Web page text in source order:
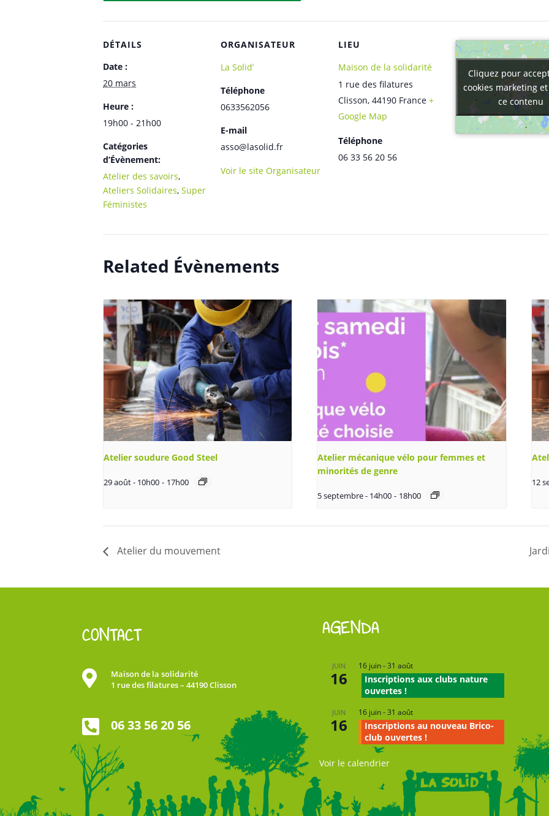
DÉTAILS
Date :
20 mars
Heure :
19h00 - 21h00
Catégories
d’Évènement:
Atelier des savoirs,
Ateliers Solidaires, Super
Féministes
ORGANISATEUR
La Solid’
Téléphone
0633562056
E-mail
asso@lasolid.fr
Voir le site Organisateur
LIEU
Maison de la solidarité
1 rue des filatures
Clisson, 44190 France +
Google Map
Téléphone
06 33 56 20 56
Cliquez pour
cookies marketing
ce contenu
Cliquez pour
cookies marketing
ce contenu
Related Évènements
Atelier soudure Good Steel
29 août - 10h00 - 17h00
Atelier mécanique vélo pour femmes et
minorités de genre
5 septembre - 14h00 - 18h00
12
Atelier du mouvement
CONTACT

Maison de la solidarité
1 rue des filatures – 44190 Clisson
 06 33 56 20 56
AGENDA
JUIN
16
16 juin-31 août
Inscriptions aux clubs nature
ouvertes !
JUIN
16
16 juin-31 août
Inscriptions au nouveau Brico-
club ouvertes !
Voir le calendrier